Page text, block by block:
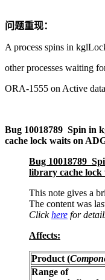
问题重现：
A process spins in
other processes waiting
ORA-1555 on Active
Bug 10018789 Spin in
cache lock waits on
Bug 10018789
library cache lock
This note gives a
The content was
Clickhere for
Affects:
Product (
Range of